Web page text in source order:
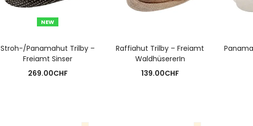
NEW
Stroh-/Panamahut Trilby –
Freiamt Sinser
269.00CHF
AUSFÜHRUNG WÄHLEN
Raffiahut Trilby – Freiamt
WaldhüsererIn
139.00CHF